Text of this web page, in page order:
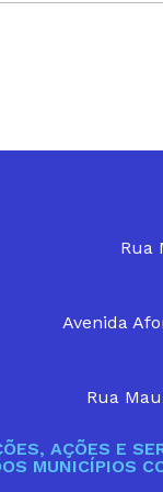
Rua
Avenida
Rua
AÇÕES E
MUNICÍPIOS